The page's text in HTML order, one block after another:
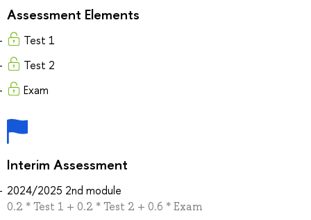
Assessment Elements
Test 1
Test 2
Exam
Interim Assessment
2024/2025 2nd module
0.2 * Test 1 + 0.2 * Test 2 + 0.6 * Exam